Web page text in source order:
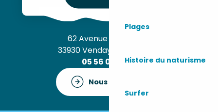
Plages
Histoire du naturisme
Surfer
62 Avenue de l’Océan
33930 Vendays-Montalivet
05 56 09 30 12
Nous contacter